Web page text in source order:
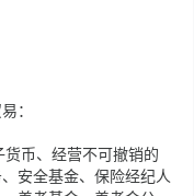
：
币、经营不可撤销的
安全基金、保险经纪人